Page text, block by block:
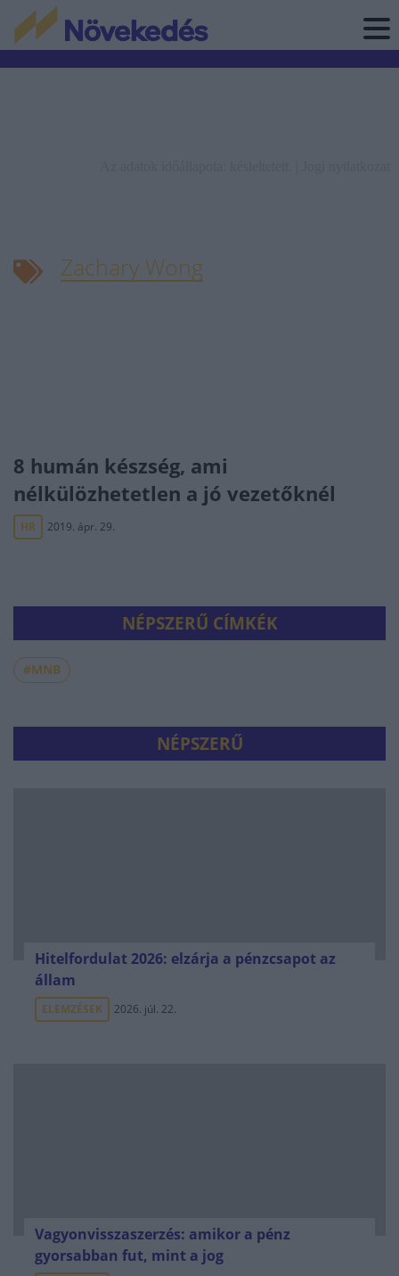
Zachary Wong
8 humán készség, ami
nélkülözhetetlen a jó vezetőknél
HR 2019. ápr. 29.
NÉPSZERŰ CÍMKÉK
#MNB
NÉPSZERŰ
Hitelfordulat 2026: elzárja a pénzcsapot az
állam
ELEMZÉSEK 2026. júl. 22.
Vagyonvisszaszerzés: amikor a pénz
gyorsabban fut, mint a jog